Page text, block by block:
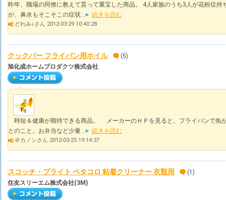
昨年、職場の同僚に教えて貰って重宝した商品。 4人家族のうち3人が花粉症
が、鼻水もそこそこの症状...
続きを読む
どれみ♪さん 2012-03-29 10:40:28
クックパー フライパン用ホイル
(5)
旭化成ホームプロダクツ株式会社
時短＆健康が期待できる商品。 メーカーのＨＰを見ると、フライパンで魚
とのこと。お弁当など少量...
続きを読む
＠カノンさん 2012-03-25 19:14:37
スコッチ・ブライト ペタコロ 粘着クリーナー 衣類用
(1)
住友スリーエム株式会社(3M)